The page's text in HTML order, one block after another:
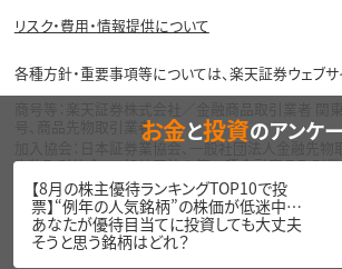
リスク・費用・情報提供について
各種方針・重要事項等については、楽天証券ウェブサ
商号等：楽天証券株式会社／金融商品取引業者 関
号、商品先物取引業者
加入協会：日本証券業協会、一般社団法人金融先物
先物取引協会、一般社団法人第二種金融商品取引
産運用業協会
Copyright©
1999-2026 Rakuten Securities, Inc. All
Rights Reserved.
お金と投資のアンケ
【8月の株主優待ランキングTOP10で投
票】“例年の人気銘柄”の株価が低迷中…
あなたが優待目当てに投資しても大丈夫
そうと思う銘柄はどれ？